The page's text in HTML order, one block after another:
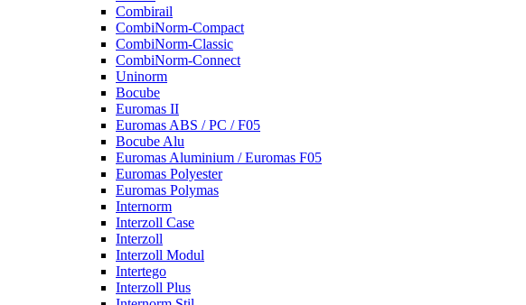
Combirail
CombiNorm-Compact
CombiNorm-Classic
CombiNorm-Connect
Uninorm
Bocube
Euromas II
Euromas ABS / PC / F05
Bocube Alu
Euromas Aluminium / Euromas F05
Euromas Polyester
Euromas Polymas
Internorm
Interzoll Case
Interzoll
Interzoll Modul
Intertego
Interzoll Plus